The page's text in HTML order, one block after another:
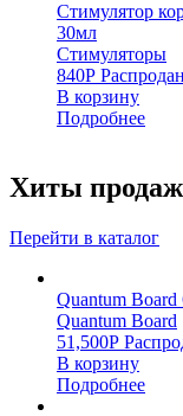
Стимулятор
30мл
Стимуляторы
840Р
В корзину
Подробнее
Хиты продаж
Перейти в каталог
Quantum
Quantum Board
51,500Р
В корзину
Подробнее